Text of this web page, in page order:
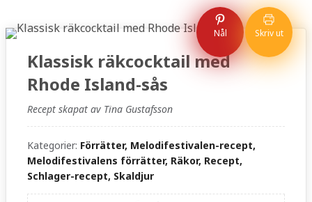
Nål Skriv ut
Klassisk räkcocktail med
Rhode Island-sås
Recept skapat av Tina Gustafsson
Kategorier: Förrätter, Melodifestivalen-recept,
Melodifestivalens förrätter, Räkor, Recept,
Schlager-recept, Skaldjur